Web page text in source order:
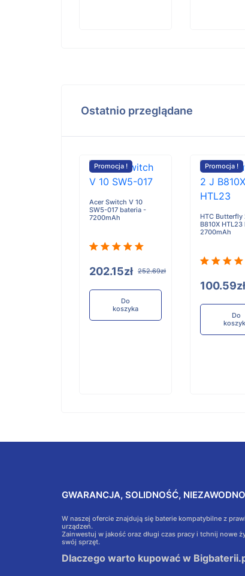
Ostatnio przeglądane
Promocja !
Acer Switch V 10
SW5-017 bateria -
7200mAh
202.15zł 252.69zł
Do
koszyka
Promocja !
HTC Butterfly
B810X
2700mAh
100.59zł
Do
GWARANCJA, SOLIDNOŚĆ,
W naszej ofercie znajdują się baterie kompatybilne z
urządzeń.
Zainwestuj w jakość oraz długi czas pracy i tchnij nowe
swój sprzęt.
Dlaczego warto kupować w